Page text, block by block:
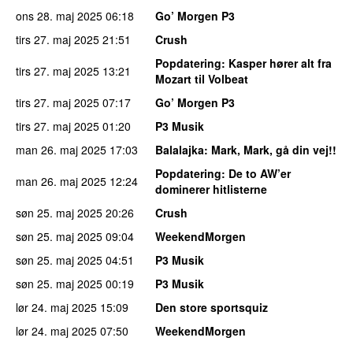
ons 28. maj 2025 06:18
Go’ Morgen P3
tirs 27. maj 2025 21:51
Crush
tirs 27. maj 2025 13:21 Popdatering: Kasper hører alt fra
Mozart til Volbeat
tirs 27. maj 2025 07:17
Go’ Morgen P3
tirs 27. maj 2025 01:20
P3 Musik
man 26. maj 2025 17:03 Balalajka: Mark, Mark, gå din vej!!
man 26. maj 2025 12:24 Popdatering: De to AW’er
dominerer hitlisterne
søn 25. maj 2025 20:26
Crush
søn 25. maj 2025 09:04
WeekendMorgen
søn 25. maj 2025 04:51
P3 Musik
søn 25. maj 2025 00:19
P3 Musik
lør 24. maj 2025 15:09
Den store sportsquiz
lør 24. maj 2025 07:50
WeekendMorgen